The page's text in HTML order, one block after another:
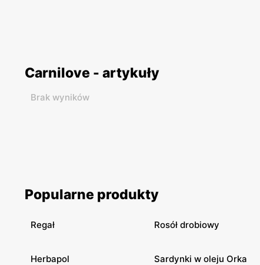
Carnilove - artykuły
Brak wyników
Popularne produkty
Regał Rosół drobiowy
Herbapol Sardynki w oleju Orka